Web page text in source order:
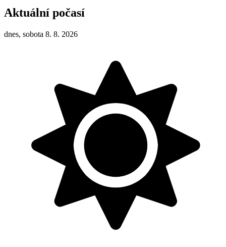
Aktuální počasí
dnes, sobota 8. 8. 2026